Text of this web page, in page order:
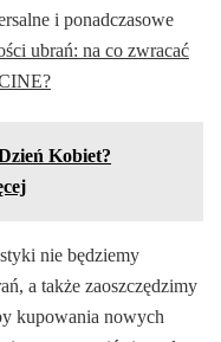
i ponadczasowe
ubrań: na co zwracać
Kobiet?
nie będziemy
a także zaoszczędzimy
kupowania nowych